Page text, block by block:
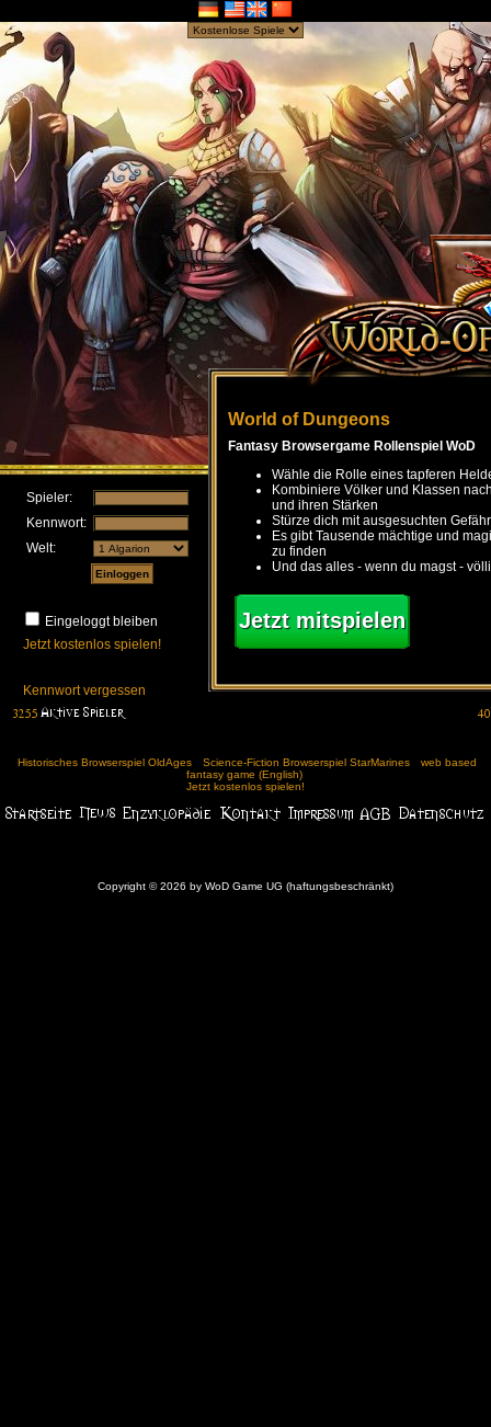
Spieler:
Kennwort:
Welt:
Eingeloggt bleiben
Jetzt kostenlos spielen!
Kennwort vergessen
World of Dungeons
Fantasy Browsergame Rollenspiel WoD
Wähle die Rolle eines tapferen
Kombiniere Völker und Klassen
und ihren Stärken
Stürze dich mit ausgesuchten
Es gibt Tausende mächtige und
zu finden
Und das alles - wenn du magst -
Jetzt mitspielen
Historisches Browserspiel OldAges Science-Fiction Browserspiel StarMarines
web based
fantasy game (English)
Jetzt kostenlos spielen!
Copyright © 2026 by WoD Game UG (haftungsbeschränkt)